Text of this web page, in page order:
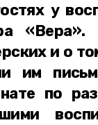
у
и о
им
по